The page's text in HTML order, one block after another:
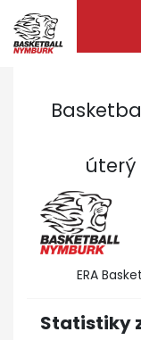
úterý
ERA
Statistiky